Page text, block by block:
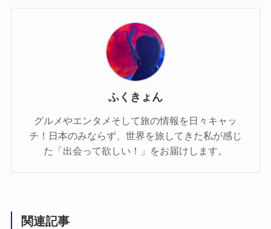
ふくきょん
グルメやエンタメそして旅の情報を日々キャッ
チ！日本のみならず、世界を旅してきた私が感じ
た「出会って欲しい！」をお届けします。
関連記事